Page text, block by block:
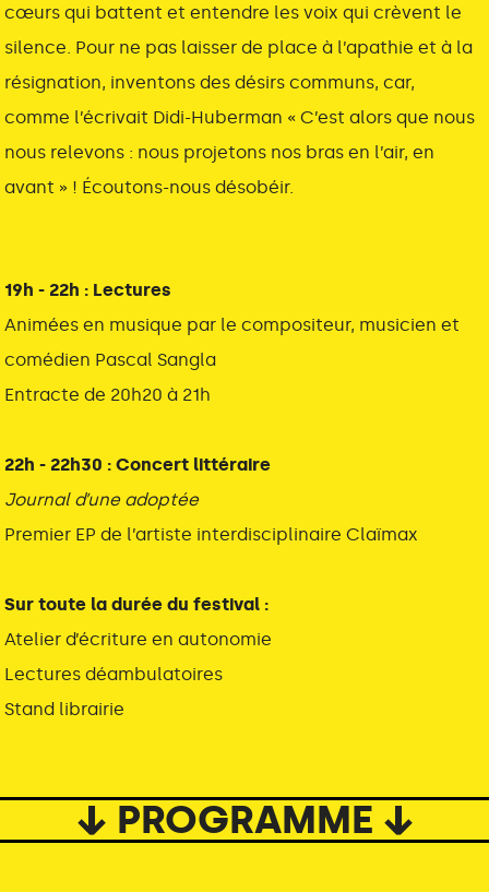
cœurs qui battent et entendre les voix qui crèvent le
silence. Pour ne pas laisser de place à l’apathie et à la
résignation, inventons des désirs communs, car,
comme l’écrivait Didi-Huberman « C’est alors que nous
nous relevons : nous projetons nos bras en l’air, en
avant » ! Écoutons-nous désobéir.
19h - 22h : Lectures
Animées en musique par le compositeur, musicien et
comédien Pascal Sangla
Entracte de 20h20 à 21h
22h - 22h30 : Concert littéraire
Journal d’une adoptée
Premier EP de l’artiste interdisciplinaire Claïmax
Sur toute la durée du festival :
Atelier d’écriture en autonomie
Lectures déambulatoires
Stand librairie
↓ PROGRAMME ↓